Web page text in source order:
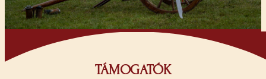
TÁMOGATÓK